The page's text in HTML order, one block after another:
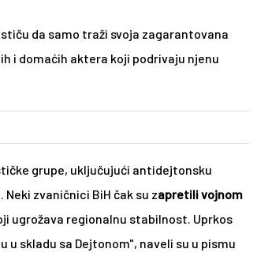
da samo traži svoja zagarantovana
i domaćih aktera koji podrivaju njenu
grupe, uključujući antidejtonsku
zvaničnici BiH čak su zapretili vojnom
ugrožava regionalnu stabilnost. Uprkos
skladu sa Dejtonom", naveli su u pismu